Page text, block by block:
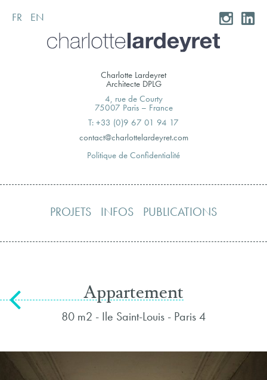
Skip
to
FR EN
Charlotte Lardeyret
Architecte DPLG
4, rue de Courty
75007 Paris – France
T: +33 (0)9 67 01 94 17
moc.teryedralettolrahc@tcatnoc
Politique de Confidentialité
PROJETS INFOS PUBLICATIONS
Appartement
80 m2 - Ile Saint-Louis - Paris 4